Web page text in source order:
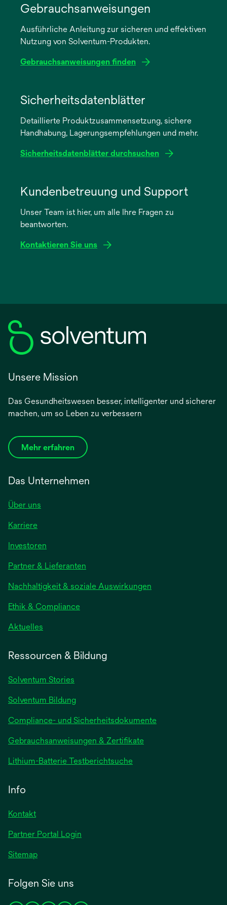
Gebrauchsanweisungen
Ausführliche Anleitung zur sicheren und effektiven
Nutzung von Solventum-Produkten.
Gebrauchsanweisungen finden
neuen
Registerkarte
Sicherheitsdatenblätter
Detaillierte Produktzusammensetzung, sichere
Handhabung, Lagerungsempfehlungen und mehr.
Sicherheitsdatenblätter durchsuchen
neuen
Registerkarte
Kundenbetreuung und Support
Unser Team ist hier, um alle Ihre Fragen zu
beantworten.
Kontaktieren Sie uns
Unsere Mission
Das Gesundheitswesen besser, intelligenter und sicherer
machen, um so Leben zu verbessern
Mehr erfahren
Das Unternehmen
Über uns
Karriere
Investoren
einer
neuen
Registerkarte
geöffnet
Partner & Lieferanten
Nachhaltigkeit & soziale Auswirkungen
Ethik & Compliance
Aktuelles
Registerkarte
Ressourcen & Bildung
Solventum Stories
Solventum Bildung
Compliance- und Sicherheitsdokumente
Gebrauchsanweisungen & Zertifikatewird
Lithium-Batterie Testberichtsuchewird
Info
Kontakt
Partner Portal Login
Sitemap
Folgen Sie uns